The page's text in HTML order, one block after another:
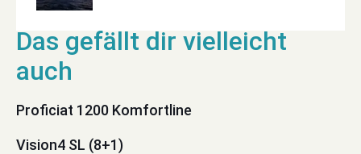
Proficiat 1200 Komfortline
Vision4 SL (8+1)